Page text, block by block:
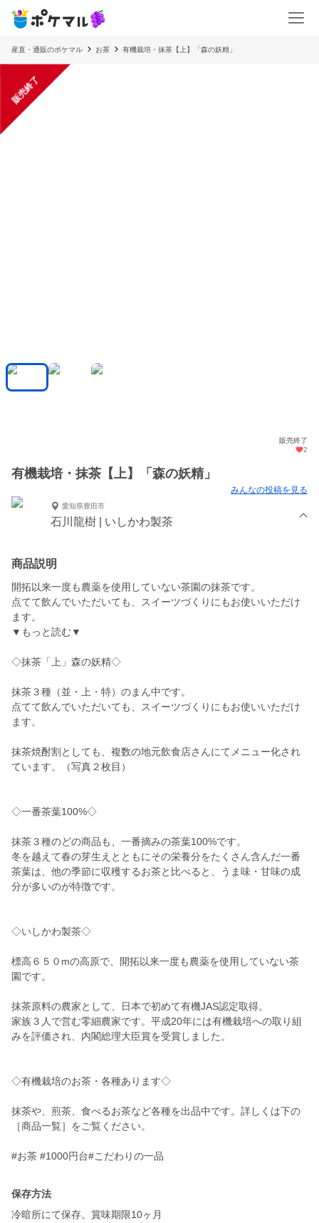
産直・通販のポケマル お茶 有機栽培・抹茶【上】「森の妖精」
販売終了
販売終了
2
有機栽培・抹茶【上】「森の妖精」
みんなの投稿を見る
愛知県豊田市
石川龍樹 | いしかわ製茶
商品説明
開拓以来一度も農薬を使用していない茶園の抹茶です。
点てて飲んでいただいても、スイーツづくりにもお使いいただけ
ます。
▼もっと読む▼
◇抹茶「上」森の妖精◇
抹茶３種（並・上・特）のまん中です。
点てて飲んでいただいても、スイーツづくりにもお使いいただけ
ます。
抹茶焼酎割としても、複数の地元飲食店さんにてメニュー化され
ています。（写真２枚目）
◇一番茶葉100%◇
抹茶３種のどの商品も、一番摘みの茶葉100%です。
冬を越えて春の芽生えとともにその栄養分をたくさん含んだ一番
茶葉は、他の季節に収穫するお茶と比べると、うま味・甘味の成
分が多いのが特徴です。
◇いしかわ製茶◇
標高６５０mの高原で、開拓以来一度も農薬を使用していない茶
園です。
抹茶原料の農家として、日本で初めて有機JAS認定取得。
家族３人で営む零細農家です。平成20年には有機栽培への取り組
みを評価され、内閣総理大臣賞を受賞しました。
◇有機栽培のお茶・各種あります◇
抹茶や、煎茶、食べるお茶など各種を出品中です。詳しくは下の
［商品一覧］をご覧ください。
#お茶 #1000円台#こだわりの一品
保存方法
冷暗所にて保存。賞味期限10ヶ月